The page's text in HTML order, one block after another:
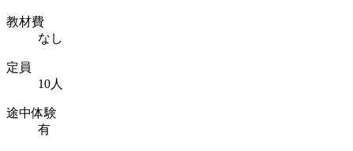
教材費
なし
定員
10人
途中体験
有